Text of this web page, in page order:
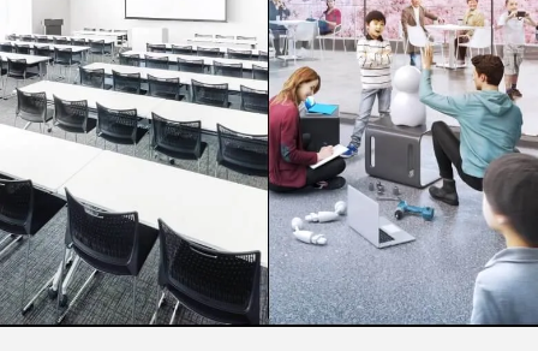
JAM BASEの空間設計
オンラインで巡るJAM BASE
FA CILTIES 施設概要
施設概要TOP
JAM BASEメイン拠点
Syn-SALON
JAM-DESK
JAM-STUDIO
NEWS お知らせ
ACCESS アクセス